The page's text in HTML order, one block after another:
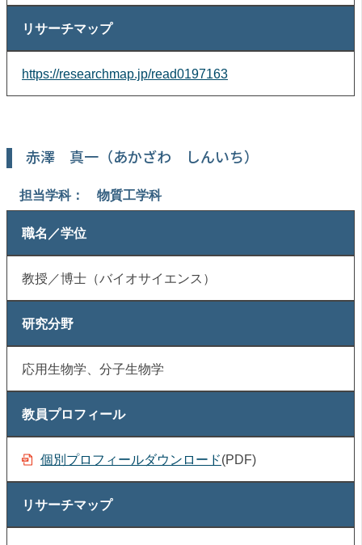
リサーチマップ
https://researchmap.jp/read0197163
赤澤 真一（あかざわ しんいち）
担当学科： 物質工学科
職名／学位
教授／博士（バイオサイエンス）
研究分野
応用生物学、分子生物学
教員プロフィール
個別プロフィールダウンロード(PDF)
リサーチマップ